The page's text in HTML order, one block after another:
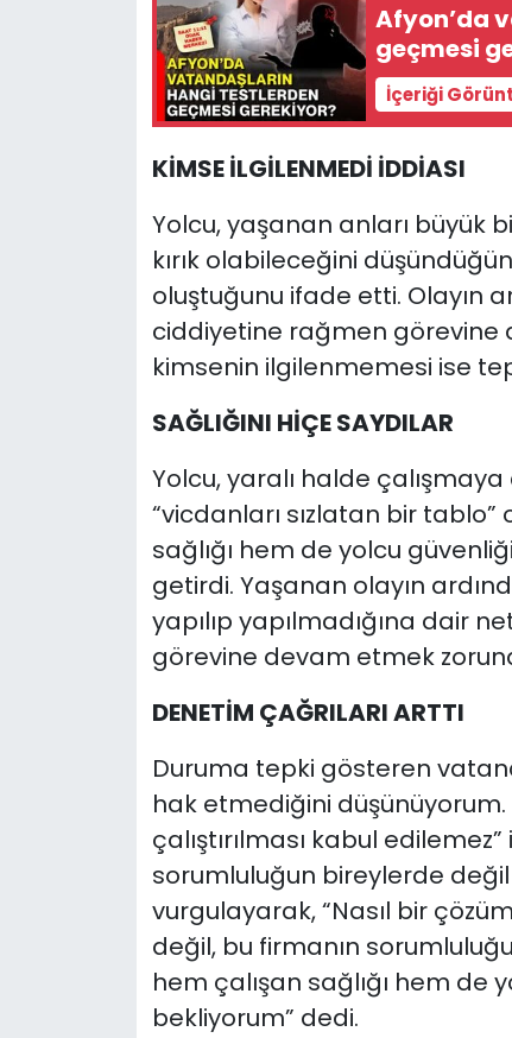
Afyon’da
geçmesi
İçeriği
KİMSE İLGİLENMEDİ İDDİASI
Yolcu, yaşanan anları büyük
kırık olabileceğini
oluştuğunu ifade etti. Olayın
ciddiyetine rağmen görevine
kimsenin ilgilenmemesi ise
SAĞLIĞINI HİÇE SAYDILAR
Yolcu, yaralı halde
“vicdanları sızlatan bir
sağlığı hem de yolcu
getirdi. Yaşanan olayın
yapılıp yapılmadığına dair
görevine devam etmek
DENETİM ÇAĞRILARI ARTTI
Duruma tepki gösteren
hak etmediğini düşünüyorum.
çalıştırılması kabul
sorumluluğun bireylerde
vurgulayarak, “Nasıl bir
değil, bu firmanın
hem çalışan sağlığı hem de
bekliyorum” dedi.